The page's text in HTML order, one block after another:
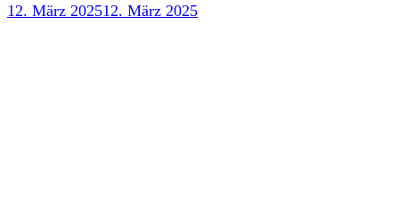
12. März 202512. März 2025